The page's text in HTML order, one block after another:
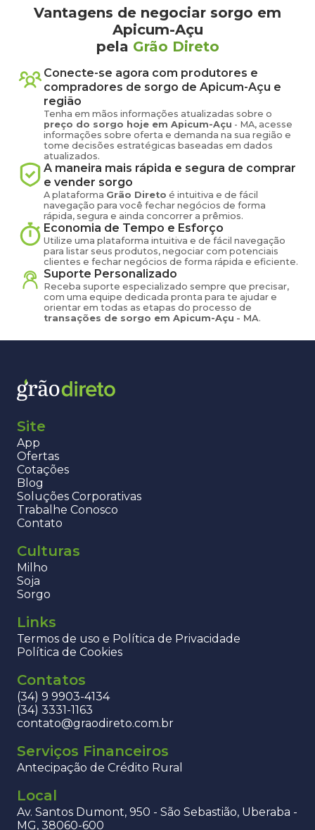
Vantagens de negociar sorgo em
Apicum-Açu
pela Grão Direto
Conecte-se agora com produtores e
compradores de sorgo de Apicum-Açu e
região
Tenha em mãos informações atualizadas sobre o
preço do sorgo hoje em Apicum-Açu - MA, acesse
informações sobre oferta e demanda na sua região e
tome decisões estratégicas baseadas em dados
atualizados.
A maneira mais rápida e segura de comprar
e vender sorgo
A plataforma Grão Direto é intuitiva e de fácil
navegação para você fechar negócios de forma
rápida, segura e ainda concorrer a prêmios.
Economia de Tempo e Esforço
Utilize uma plataforma intuitiva e de fácil navegação
para listar seus produtos, negociar com potenciais
clientes e fechar negócios de forma rápida e eficiente.
Suporte Personalizado
Receba suporte especializado sempre que precisar,
com uma equipe dedicada pronta para te ajudar e
orientar em todas as etapas do processo de
transações de sorgo em Apicum-Açu - MA.
Site
App
Ofertas
Cotações
Blog
Soluções Corporativas
Trabalhe Conosco
Contato
Culturas
Milho
Soja
Sorgo
Links
Termos de uso e Política de Privacidade
Política de Cookies
Contatos
(34) 9 9903-4134
(34) 3331-1163
contato@graodireto.com.br
Serviços Financeiros
Antecipação de Crédito Rural
Local
Av. Santos Dumont, 950 - São Sebastião, Uberaba -
MG, 38060-600